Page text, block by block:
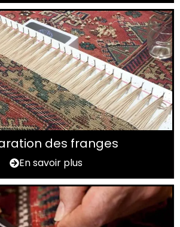
des franges
En savoir plus